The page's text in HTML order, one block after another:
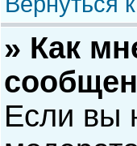
» Как
Если вы